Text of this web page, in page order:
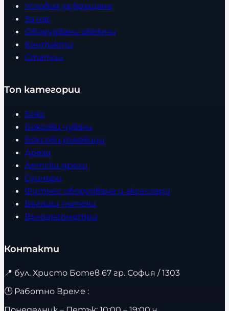
Условия за връщане
За нас
Оборудвани обекти
Контакти
Статии
Топ категории
Бокс
Боксови чували
Боксови ръкавици
Дрехи
Детски дрехи
Суичъри
Фитнес оборудване и аксесоари
Бягащи пътеки
Велоергометри
Контакти
📍 бул. Христо Ботев 67 гр. София / 1303
🕒 Работно Време :